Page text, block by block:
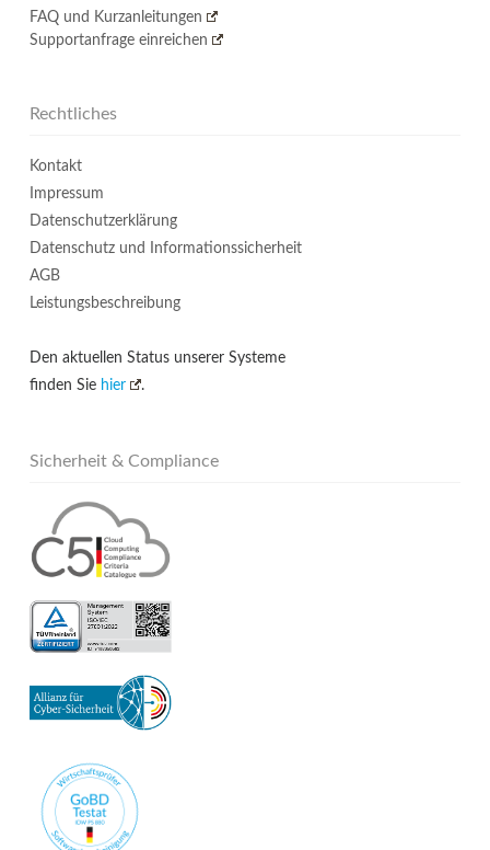
FAQ und Kurzanleitungen
Supportanfrage einreichen
Rechtliches
Kontakt
Impressum
Datenschutzerklärung
Datenschutz und Informationssicherheit
AGB
Leistungsbeschreibung
Den aktuellen Status unserer Systeme
finden Sie hier .
Sicherheit & Compliance